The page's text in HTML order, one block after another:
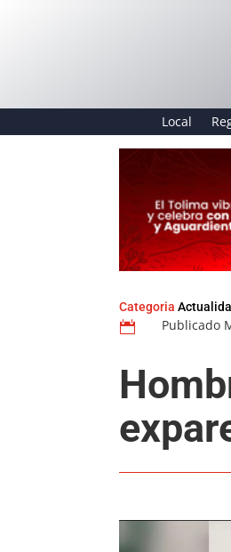
Local
Categoria
 Publicado